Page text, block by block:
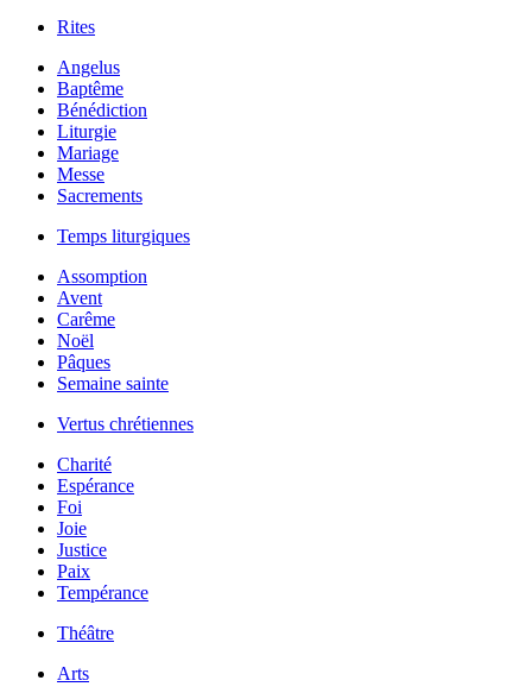
Rites
Angelus
Baptême
Bénédiction
Liturgie
Mariage
Messe
Sacrements
Temps liturgiques
Assomption
Avent
Carême
Noël
Pâques
Semaine sainte
Vertus chrétiennes
Charité
Espérance
Foi
Joie
Justice
Paix
Tempérance
Théâtre
Arts